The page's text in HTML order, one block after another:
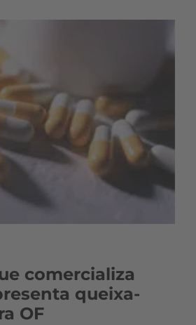
comercializa
queixa-
OF